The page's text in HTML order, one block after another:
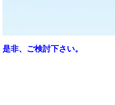
是非、ご検討下さい。